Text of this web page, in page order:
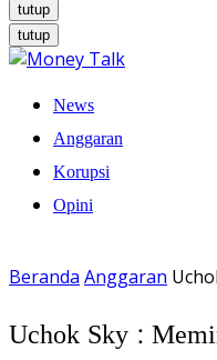
tutup
tutup
News
Anggaran
Korupsi
Opini
Beranda Anggaran
Uchok Sky :